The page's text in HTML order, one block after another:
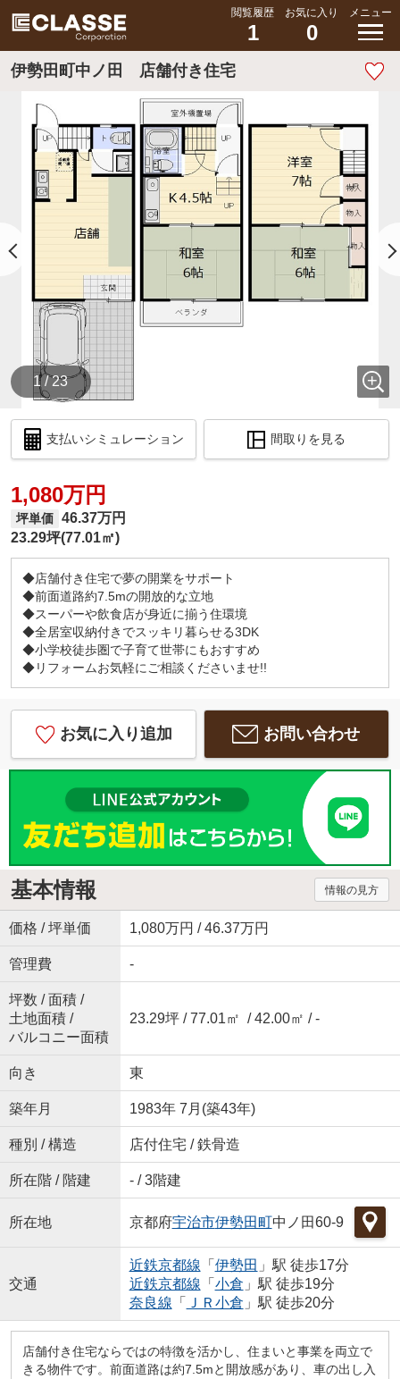
閲覧履歴
1
お気に入り
0
メニュー
伊勢田町中ノ田 店舗付き住宅
1 / 23
支払いシミュレーション 間取りを見る
1,080万円
坪単価 46.37万円
23.29坪(77.01㎡)
◆店舗付き住宅で夢の開業をサポート
◆前面道路約7.5mの開放的な立地
◆スーパーや飲食店が身近に揃う住環境
◆全居室収納付きでスッキリ暮らせる3DK
◆小学校徒歩圏で子育て世帯にもおすすめ
◆リフォームお気軽にご相談くださいませ!!
お気に入り追加 お問い合わせ
基本情報 情報の見方
価格 / 坪単価 1,080万円 / 46.37万円
管理費 -
坪数 / 面積 /
土地面積 /
バルコニー面積
23.29坪 / 77.01㎡ / 42.00㎡ / -
向き 東
築年月 1983年 7月(築43年)
種別 / 構造 店付住宅 / 鉄骨造
所在階 / 階建 - / 3階建
所在地 京都府宇治市伊勢田町中ノ田60-9
交通
近鉄京都線 「 伊勢田 」駅 徒歩17分
近鉄京都線 「 小倉 」駅 徒歩19分
奈良線 「 ＪＲ小倉 」駅 徒歩20分
店舗付き住宅ならではの特徴を活かし、住まいと事業を両立で
きる物件です。前面道路は約7.5mと開放感があり、車の出し入